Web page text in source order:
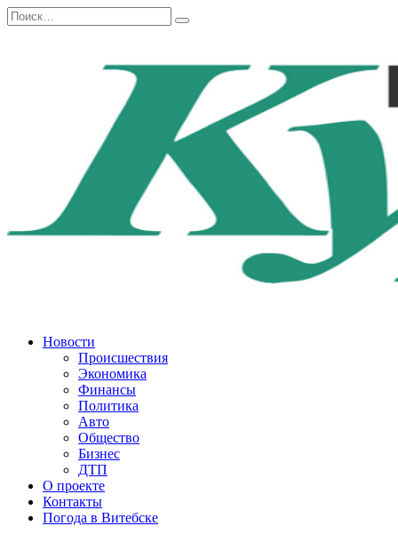
Перейти
к
Search
for:
Новости
Происшествия
Экономика
Финансы
Политика
Авто
Общество
Бизнес
ДТП
О проекте
Контакты
Погода в Витебске